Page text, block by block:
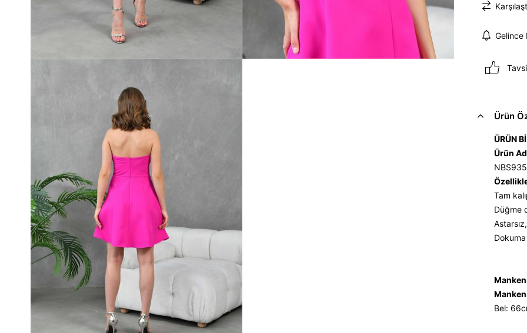
Gelince
Ürün
ÜRÜN
Ürün
Tam
Düğme
Bel: